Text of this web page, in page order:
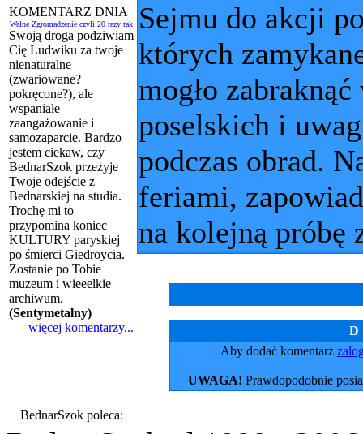
KOMENTARZ DNIA
Walne Zgromadzenie czyli 20 razy tak
Swoją droga podziwiam
Cię Ludwiku za twoje
nienaturalne
(zwariowane?
pokręcone?), ale
wspaniałe
zaangażowanie i
samozaparcie. Bardzo
jestem ciekaw, czy
BednarSzok przeżyje
Twoje odejście z
Bednarskiej na studia.
Trochę mi to
przypomina koniec
KULTURY paryskiej
po śmierci Giedroycia.
Zostanie po Tobie
muzeum i wieeelkie
archiwum.
(Sentymetalny)
więcej komentarzy...
BednarSzok poleca:
Sejmu do akcji
których
mogło
poselskich i
podczas obrad.
feriami,
na kolejną próbę
Aby dodać komentarz
UWAGA! Prawdopodobnie